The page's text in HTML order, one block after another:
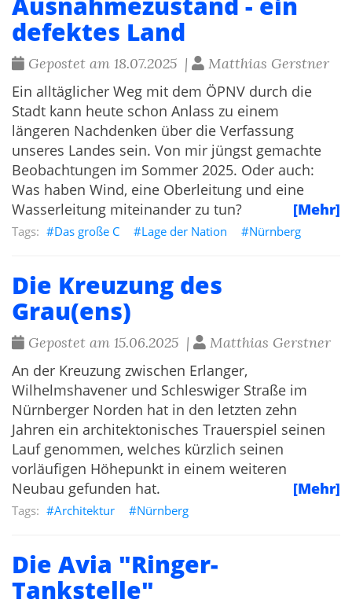
defektes Land
Gepostet am 18.07.2025 |
Matthias Gerstner
Ein alltäglicher Weg mit dem ÖPNV durch die
Stadt kann heute schon Anlass zu einem
längeren Nachdenken über die Verfassung
unseres Landes sein. Von mir jüngst gemachte
Beobachtungen im Sommer 2025. Oder auch:
Was haben Wind, eine Oberleitung und eine
Wasserleitung miteinander zu tun?
[Mehr]
Das große C Lage der Nation Nürnberg
Die Kreuzung des
Grau(ens)
Gepostet am 15.06.2025 |
Matthias Gerstner
An der Kreuzung zwischen Erlanger,
Wilhelmshavener und Schleswiger Straße im
Nürnberger Norden hat in den letzten zehn
Jahren ein architektonisches Trauerspiel seinen
Lauf genommen, welches kürzlich seinen
vorläufigen Höhepunkt in einem weiteren
Neubau gefunden hat.
[Mehr]
Architektur Nürnberg
Die Avia "Ringer-
Tankstelle"